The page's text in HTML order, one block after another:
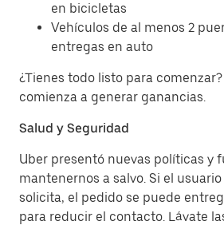
en bicicletas
Vehículos de al menos 2
entregas en auto
¿Tienes todo listo para
comienza a generar ganancias.
Salud y Seguridad
Uber presentó nuevas políticas y
mantenernos a salvo. Si el
solicita, el pedido se puede
para reducir el contacto. Lávate